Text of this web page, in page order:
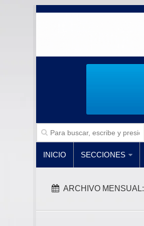
INICIO SECCIONES
ARCHIVO MENSUAL: